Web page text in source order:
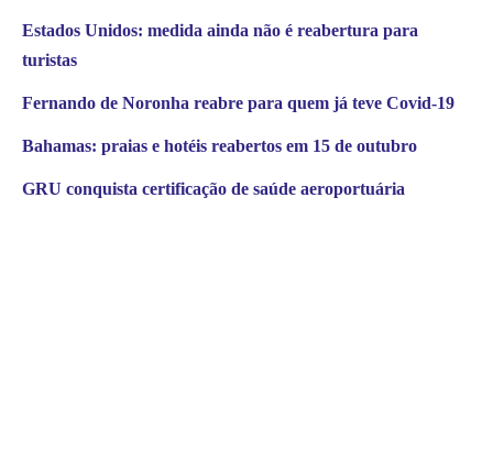
Estados Unidos: medida ainda não é reabertura para
turistas
Fernando de Noronha reabre para quem já teve Covid-19
Bahamas: praias e hotéis reabertos em 15 de outubro
GRU conquista certificação de saúde aeroportuária